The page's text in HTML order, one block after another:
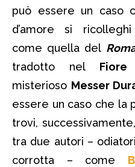
può essere un caso
d’amore si
come quella del
tradotto nel Fiore
misterioso Messer
essere un caso che la
trovi,
tra due autori –
corrotta – come